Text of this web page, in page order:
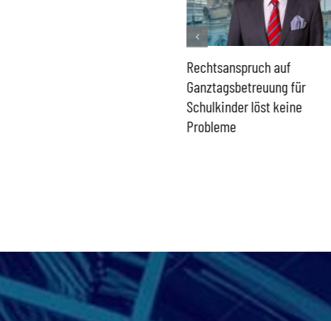
Rechtsanspruch auf
Ganztagsbetreuung für
Schulkinder löst keine
Probleme